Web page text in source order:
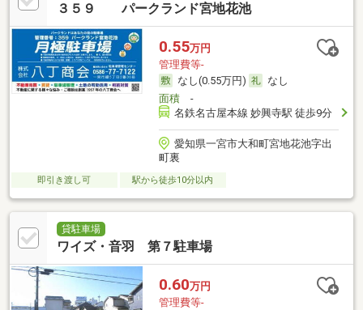
３５９ パークランド宮地花池
0.55万円
管理費等-
なし(0.55万円)
なし
面積-
名鉄名古屋本線 妙興寺駅 徒歩9分
愛知県一宮市大和町宮地花池字出
町裏
即引き渡し可 駅から徒歩10分以内
貸駐車場
ワイズ・音羽 第７駐車場
0.60万円
管理費等-